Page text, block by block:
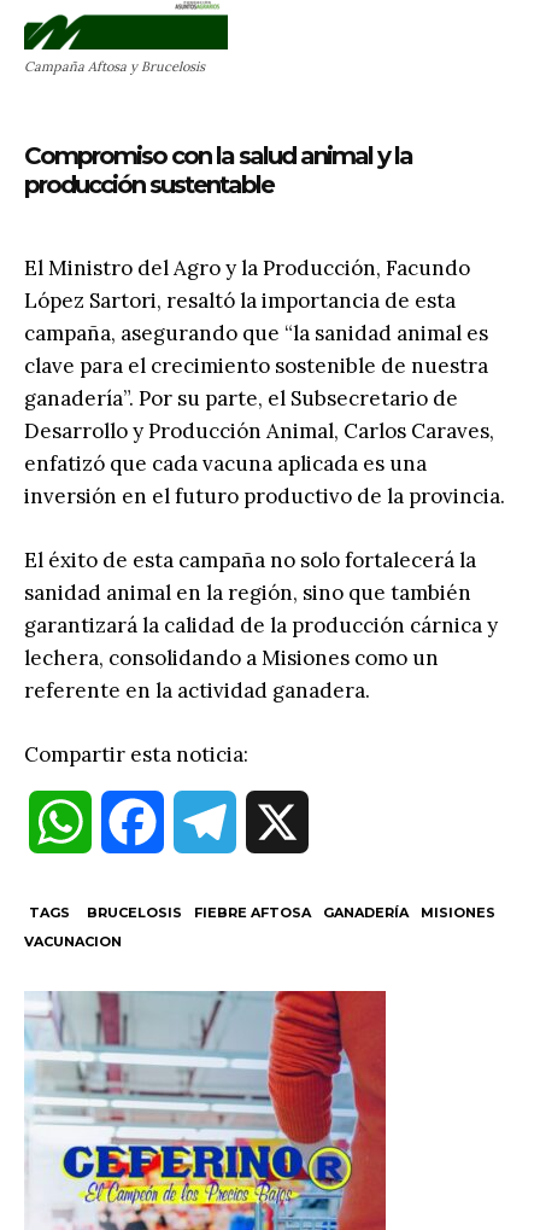
Campaña Aftosa y Brucelosis
Compromiso con la salud animal y la
producción sustentable
El Ministro del Agro y la Producción, Facundo
López Sartori, resaltó la importancia de esta
campaña, asegurando que “la sanidad animal es
clave para el crecimiento sostenible de nuestra
ganadería”. Por su parte, el Subsecretario de
Desarrollo y Producción Animal, Carlos Caraves,
enfatizó que cada vacuna aplicada es una
inversión en el futuro productivo de la provincia.
El éxito de esta campaña no solo fortalecerá la
sanidad animal en la región, sino que también
garantizará la calidad de la producción cárnica y
lechera, consolidando a Misiones como un
referente en la actividad ganadera.
Compartir esta noticia:
W
a
t
s
p
b
o
o
g
r
a
TAGS BRUCELOSIS FIEBRE AFTOSA GANADERÍA
MISIONES
VACUNACION